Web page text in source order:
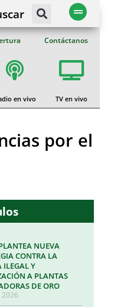
Contáctanos
en vivo TV en vivo
por el
NUEVA
CONTRA LA
ILEGAL Y
A PLANTAS
DE ORO